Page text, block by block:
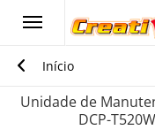
Início
Unidade de
DCP-